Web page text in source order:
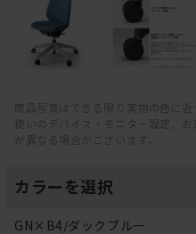
商品写真はできる限り実物の色に
使いのデバイス・モニター設定、
が異なる場合がございます。
カラーを選択
GN×B4/ダックブルー